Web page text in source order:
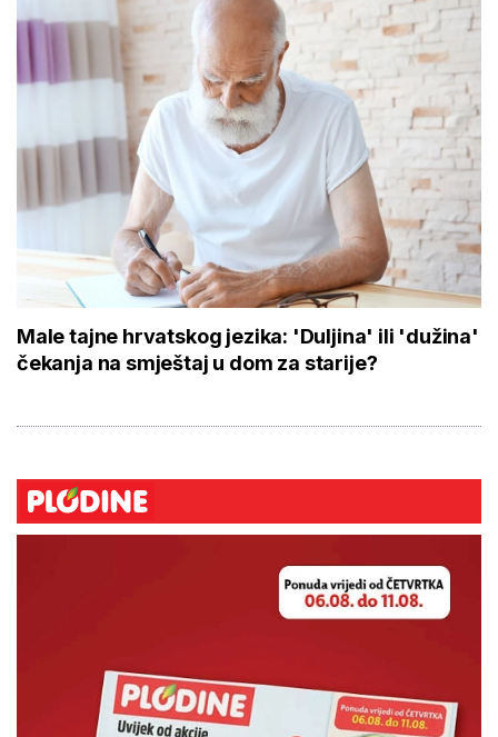
Male tajne hrvatskog jezika: 'Duljina' ili 'dužina'
čekanja na smještaj u dom za starije?